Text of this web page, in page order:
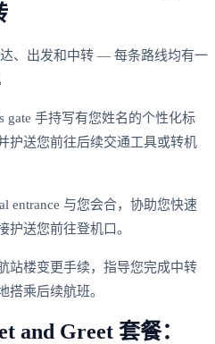
、出发和中转 — 每条路线均有一
gate 手持写有您姓名的个性化标
护送您前往后续交通工具或转机
entrance 与您会合，协助您快速
护送您前往登机口。
站楼变更手续，指导您完成中转
搭乘后续航班。
and Greet 套餐：